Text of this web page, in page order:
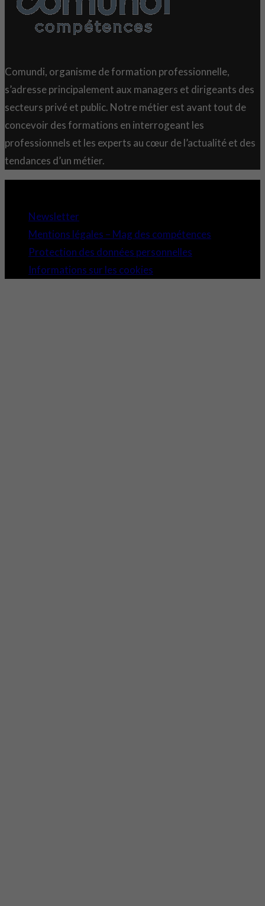
Comundi, organisme de formation professionnelle,
s’adresse principalement aux managers et dirigeants des
secteurs privé et public. Notre métier est avant tout de
concevoir des formations en interrogeant les
professionnels et les experts au cœur de l’actualité et des
tendances d’un métier.
Newsletter
Mentions légales – Mag des compétences
Protection des données personnelles
Informations sur les cookies